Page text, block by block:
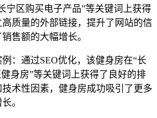
宁区购买电子产品”等关键词上获得
质量的外部链接，提升了网站的信
售额的大幅增长。
：通过SEO优化，该健身房在“长
身房”等关键词上获得了良好的排
术性因素，健身房成功吸引了更多
。